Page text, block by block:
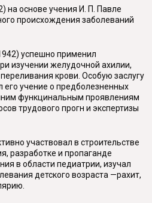
на основе учения И. П. Павле
происхождения заболеваний
успешно применил
изучении желудочной ахилии,
крови. Особую заслугу
его учение о предболезненных
функцинальным проявлениям
трудового прогн и экспертизы
участвовал в строительстве
разработке и пропаганде
в области педиатрии, изучал
детского возраста —рахит,